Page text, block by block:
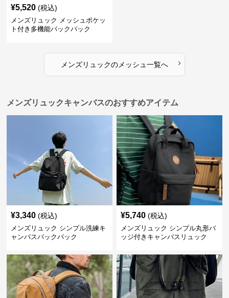
¥5,520 (税込)
メンズリュック メッシュポケッ
ト付き多機能バックパック
メンズリュックのメッシュ 一覧へ ›
メンズリュックキャンバスのおすすめアイテム
¥3,340 (税込)
メンズリュック シンプル洗練キ
ャンバスバックパック
¥5,740 (税込)
メンズリュック シンプル丸形バ
ッジ付きキャンバスリュック